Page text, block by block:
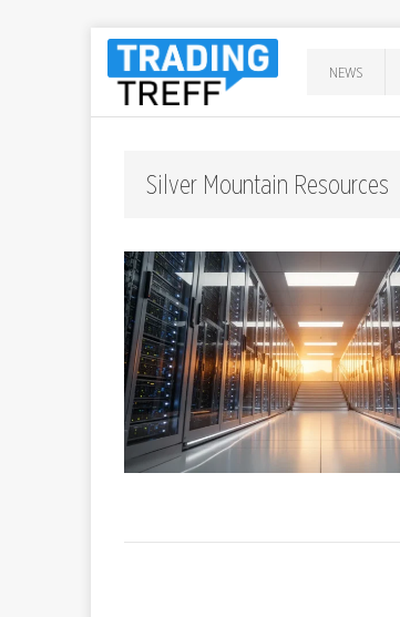
NEWS
Silver Mountain Resources